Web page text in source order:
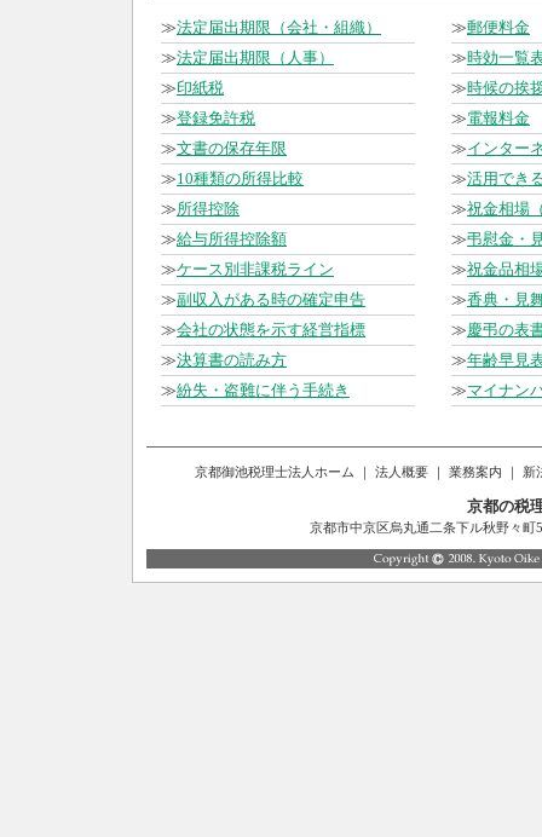
≫法定届出期限（会社・組織）
≫法定届出期限（人事）
≫印紙税
≫登録免許税
≫文書の保存年限
≫10種類の所得比較
≫所得控除
≫給与所得控除額
≫ケース別非課税ライン
≫副収入がある時の確定申告
≫会社の状態を示す経営指標
≫決算書の読み方
≫紛失・盗難に伴う手続き
≫郵便料金
≫時効一覧
≫時候の挨
≫電報料金
≫インター
≫活用でき
≫祝金相場
≫弔慰金・
≫祝金品相
≫香典・見
≫慶弔の表
≫年齢早見
≫マイナン
京都御池税理士法人ホーム ｜ 法人概要 ｜ 業務案内 ｜ 新
京都の税
京都市中京区烏丸通二条下ル秋野々